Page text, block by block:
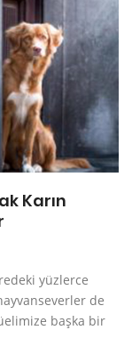
Karın
yüzlerce
de
başka bir